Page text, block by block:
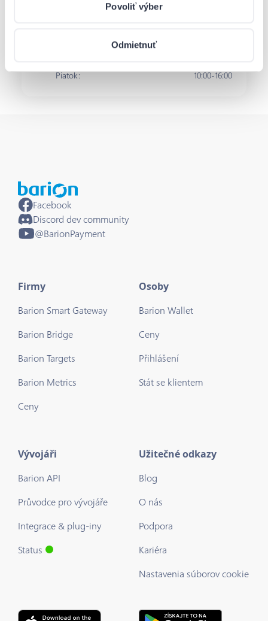
Povoliť výber
Odmietnuť
Piatok: 10:00-16:00
Facebook
Discord dev community
@BarionPayment
Firmy
Barion Smart Gateway
Barion Bridge
Barion Targets
Barion Metrics
Ceny
Osoby
Barion Wallet
Ceny
Přihlášení
Stát se klientem
Vývojáři
Barion API
Průvodce pro vývojáře
Integrace & plug-iny
Status
Užitečné odkazy
Blog
O nás
Podpora
Kariéra
Nastavenia súborov cookie